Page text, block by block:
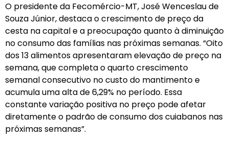
O presidente da Fecomércio-MT, José Wenceslau de
Souza Júnior, destaca o crescimento de preço da
cesta na capital e a preocupação quanto à diminuição
no consumo das famílias nas próximas semanas. “Oito
dos 13 alimentos apresentaram elevação de preço na
semana, que completa o quarto crescimento
semanal consecutivo no custo do mantimento e
acumula uma alta de 6,29% no período. Essa
constante variação positiva no preço pode afetar
diretamente o padrão de consumo dos cuiabanos nas
próximas semanas”.